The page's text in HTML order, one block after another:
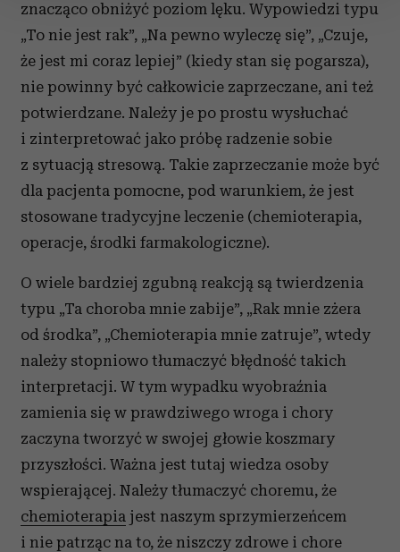
Wykorzystujemy pliki cookie do spersonalizowania treści
i reklam, aby oferować funkcje społecznościowe i
analizować ruch w naszej witrynie. Informacje o tym, jak
korzystasz z naszej witryny, udostępniamy partnerom
społecznościowym, reklamowym i analitycznym.
otrzymanymi od Ciebie lub uzyskanymi podczas
korzystania z ich usług.
znacząco obniżyć poziom lęku. Wypowiedzi typu
„To nie jest rak”, „Na pewno wyleczę się”, „Czuje,
że jest mi coraz lepiej” (kiedy stan się pogarsza),
nie powinny być całkowicie zaprzeczane, ani też
potwierdzane. Należy je po prostu wysłuchać
i zinterpretować jako próbę radzenie sobie
z sytuacją stresową. Takie zaprzeczanie może być
dla pacjenta pomocne, pod warunkiem, że jest
stosowane tradycyjne leczenie (chemioterapia,
operacje, środki farmakologiczne).
O wiele bardziej zgubną reakcją są twierdzenia
typu „Ta choroba mnie zabije”, „Rak mnie zżera
od środka”, „Chemioterapia mnie zatruje”, wtedy
należy stopniowo tłumaczyć błędność takich
interpretacji. W tym wypadku wyobraźnia
zamienia się w prawdziwego wroga i chory
zaczyna tworzyć w swojej głowie koszmary
przyszłości. Ważna jest tutaj wiedza osoby
wspierającej. Należy tłumaczyć choremu, że
chemioterapia jest naszym sprzymierzeńcem
i nie patrząc na to, że niszczy zdrowe i chore